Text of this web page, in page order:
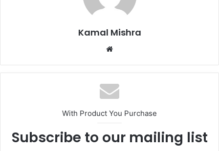
Kamal Mishra
Website
With Product You Purchase
Subscribe to our mailing list